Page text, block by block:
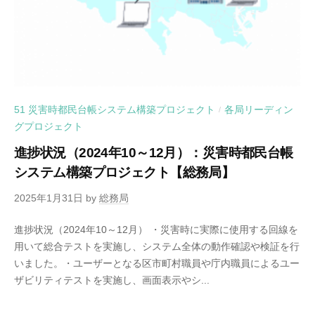
51 災害時都民台帳システム構築プロジェクト / 各局リーディン
グプロジェクト
進捗状況（2024年10～12月）：災害時都民台帳
システム構築プロジェクト【総務局】
2025年1月31日 by 総務局
進捗状況（2024年10～12月） ・災害時に実際に使用する回線を
用いて総合テストを実施し、システム全体の動作確認や検証を行
いました。・ユーザーとなる区市町村職員や庁内職員によるユー
ザビリティテストを実施し、画面表示やシ...